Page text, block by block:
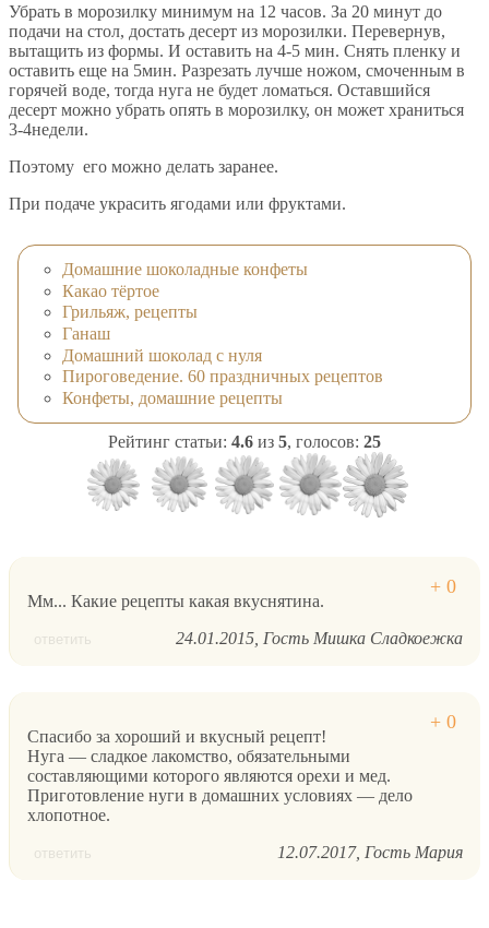
Убрать в морозилку минимум на 12 часов. За 20 минут до
подачи на стол, достать десерт из морозилки. Перевернув,
вытащить из формы. И оставить на 4-5 мин. Снять пленку и
оставить еще на 5мин. Разрезать лучше ножом, смоченным в
горячей воде, тогда нуга не будет ломаться. Оставшийся
десерт можно убрать опять в морозилку, он может храниться
3-4недели.
Поэтому его можно делать заранее.
При подаче украсить ягодами или фруктами.
Домашние шоколадные конфеты
Какао тёртое
Грильяж, рецепты
Ганаш
Домашний шоколад с нуля
Пироговедение. 60 праздничных рецептов
Конфеты, домашние рецепты
Рейтинг статьи: 4.6 из 5, голосов: 25
Мм... Какие рецепты какая вкуснятина.
ответить 24.01.2015 Гость Мишка Сладкоежка
Спасибо за хороший и вкусный рецепт!
Нуга — сладкое лакомство, обязательными
составляющими которого являются орехи и мед.
Приготовление нуги в домашних условиях — дело
хлопотное.
ответить 12.07.2017 Гость Мария